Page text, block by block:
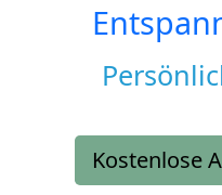
Kostenlose